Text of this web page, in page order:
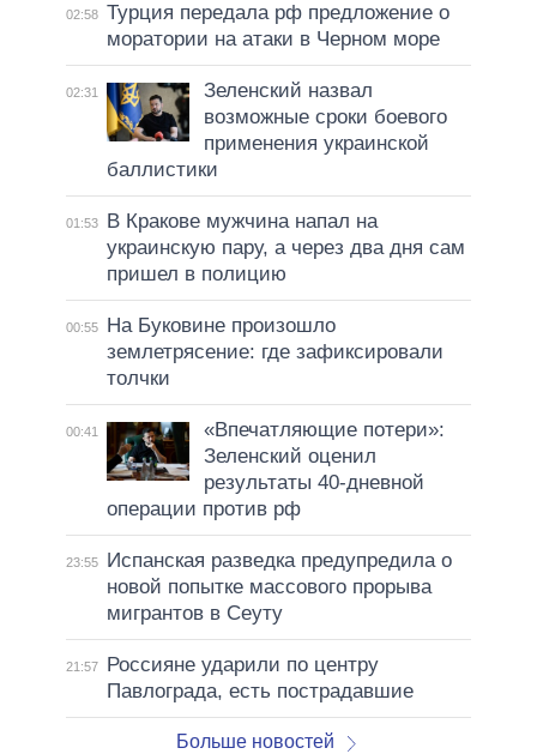
02:58 Турция передала рф предложение о
моратории на атаки в Черном море
02:31
Зеленский назвал
возможные сроки боевого
применения украинской
баллистики
01:53
В Кракове мужчина напал на
украинскую пару, а через два дня сам
пришел в полицию
00:55
На Буковине произошло
землетрясение: где зафиксировали
толчки
00:41
«Впечатляющие потери»:
Зеленский оценил
результаты 40-дневной
операции против рф
23:55
Испанская разведка предупредила о
новой попытке массового прорыва
мигрантов в Сеуту
21:57
Россияне ударили по центру
Павлограда, есть пострадавшие
Больше новостей